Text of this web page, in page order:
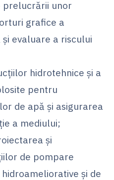
prelucrării unor
grafice a
evaluare a riscului
hidrotehnice şi a
pentru
de apă şi asigurarea
a mediului;
şi
de pompare
şi de